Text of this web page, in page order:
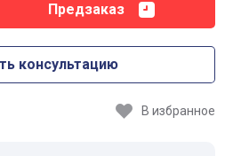
Предзаказ
консультацию
В избранное